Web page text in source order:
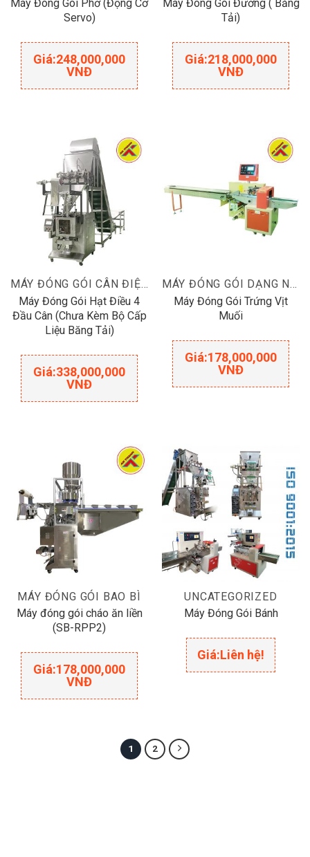
Máy Đóng Gói Phở (Động Cơ
Servo)
Giá:248,000,000
VNĐ
Máy Đóng Gói Đường ( Băng
Tải)
Giá:218,000,000
VNĐ
MÁY ĐÓNG GÓI CÂN ĐIỆN TỬ
Máy Đóng Gói Hạt Điều 4
Đầu Cân (Chưa Kèm Bộ Cấp
Liệu Băng Tải)
Giá:338,000,000
VNĐ
MÁY ĐÓNG GÓI DẠNG NẰM
Máy Đóng Gói Trứng Vịt
Muối
Giá:178,000,000
VNĐ
MÁY ĐÓNG GÓI BAO BÌ
Máy đóng gói cháo ăn liền
(SB-RPP2)
Giá:178,000,000
VNĐ
UNCATEGORIZED
Máy Đóng Gói Bánh
Giá:Liên hệ!
1 2